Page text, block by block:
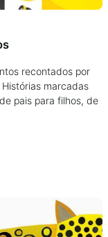
recontados por
marcadas
pais para filhos, de